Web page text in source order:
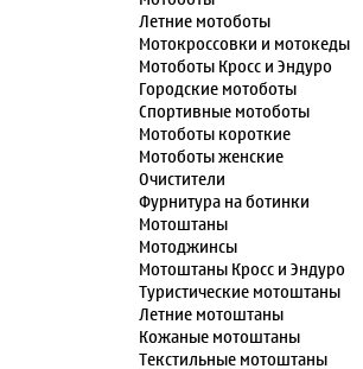
Летние мотоботы
Мотокроссовки и мотокеды
Мотоботы Кросс и Эндуро
Городские мотоботы
Спортивные мотоботы
Мотоботы короткие
Мотоботы женские
Очистители
Фурнитура на ботинки
Мотоштаны
Мотоджинсы
Мотоштаны Кросс и Эндуро
Туристические мотоштаны
Летние мотоштаны
Кожаные мотоштаны
Текстильные мотоштаны